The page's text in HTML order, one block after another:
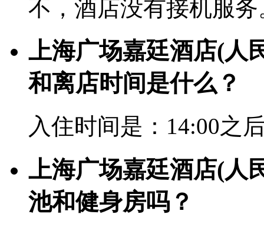
不，酒店没有接机服务
上海广场嘉廷酒店(人
和离店时间是什么？
入住时间是：14:00之
上海广场嘉廷酒店(人
池和健身房吗？